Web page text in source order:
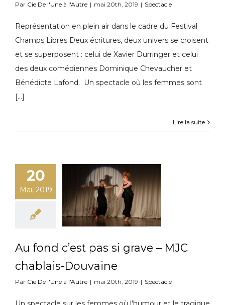
Par Cie De l'Une à l'Autre | mai 20th, 2019 | Spectacle
Représentation en plein air dans le cadre du Festival
Champs Libres Deux écritures, deux univers se croisent
et se superposent : celui de Xavier Durringer et celui
des deux comédiennes Dominique Chevaucher et
Bénédicte Lafond. Un spectacle où les femmes sont
[...]
Lire la suite
20
Mai, 2019
Au fond c’est pas si grave – MJC
chablais-Douvaine
Par Cie De l'Une à l'Autre | mai 20th, 2019 | Spectacle